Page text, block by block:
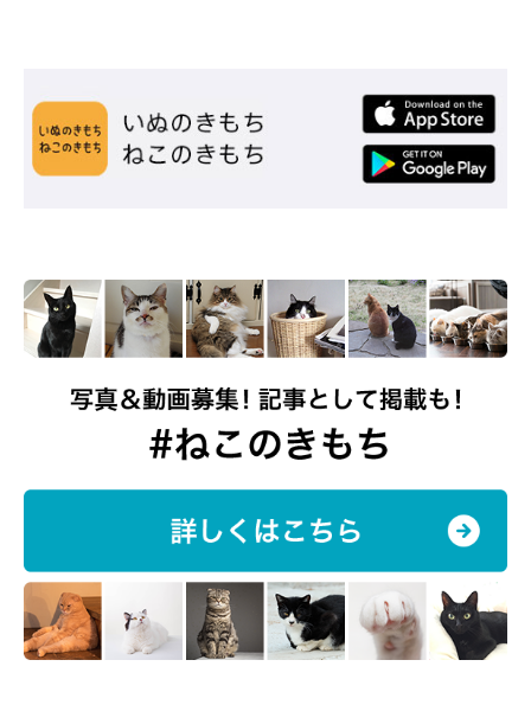
「そばを離れると不安そうに鳴くコだったので、常にそば
で過ごすようにしていたけど、こちらが寝る時に潰してし
まわないか気になって熟睡できなかった」
手放されてしまったそうで、今も不安になってしまうのか
もしれません。最初は戸惑いもありましたが、猫の気持ち
を考えて、不要な外出は控え、穏やかに接するようにして
ようになってきました。たとえお留守番ができようができ
まいが、我が猫を愛しく思う気持ちに変わりはありませ
「目やにがすごくなってしまって、どうしていいか分から
なくなった」